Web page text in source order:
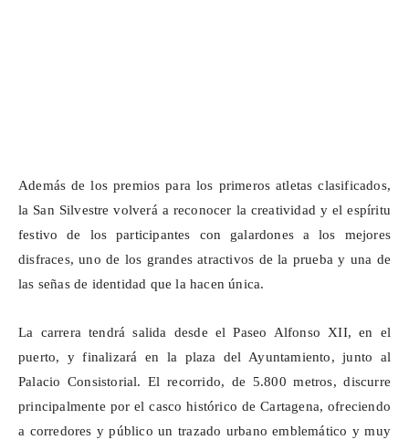
Además de los premios para los primeros atletas clasificados,
la San Silvestre volverá a reconocer la creatividad y el espíritu
festivo de los participantes con galardones a los mejores
disfraces, uno de los grandes atractivos de la prueba y una de
las señas de identidad que la hacen única.
La carrera tendrá salida desde el Paseo Alfonso XII, en el
puerto, y finalizará en la plaza del Ayuntamiento, junto al
Palacio Consistorial. El recorrido, de 5.800 metros, discurre
principalmente por el casco histórico de Cartagena, ofreciendo
a corredores y público un trazado urbano emblemático y muy